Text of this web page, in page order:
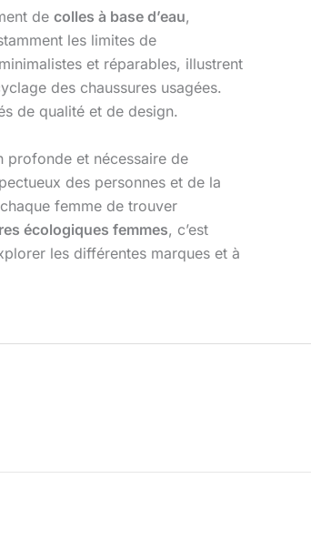
de colles à base d’eau,
les limites de
et réparables, illustrent
des chaussures usagées.
de qualité et de design.
profonde et nécessaire de
des personnes et de la
femme de trouver
écologiques femmes, c’est
les différentes marques et à